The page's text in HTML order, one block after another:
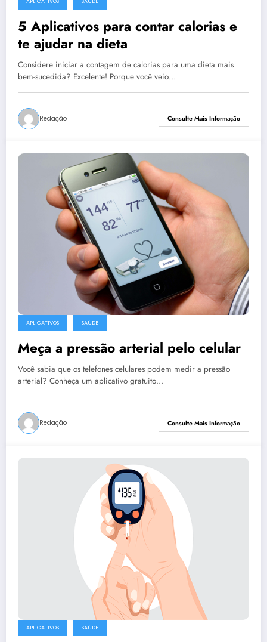
5 Aplicativos para contar calorias e
te ajudar na dieta
Considere iniciar a contagem de calorias para uma dieta mais
bem-sucedida? Excelente! Porque você veio…
Redação Consulte Mais Informação
APLICATIVOS SAÚDE
Meça a pressão arterial pelo celular
Você sabia que os telefones celulares podem medir a pressão
arterial? Conheça um aplicativo gratuito…
Redação Consulte Mais Informação
APLICATIVOS SAÚDE